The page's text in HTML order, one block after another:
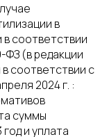
в
в соответствии
ФЗ (в редакции
соответствии с
2024 г. :
суммы
и уплата